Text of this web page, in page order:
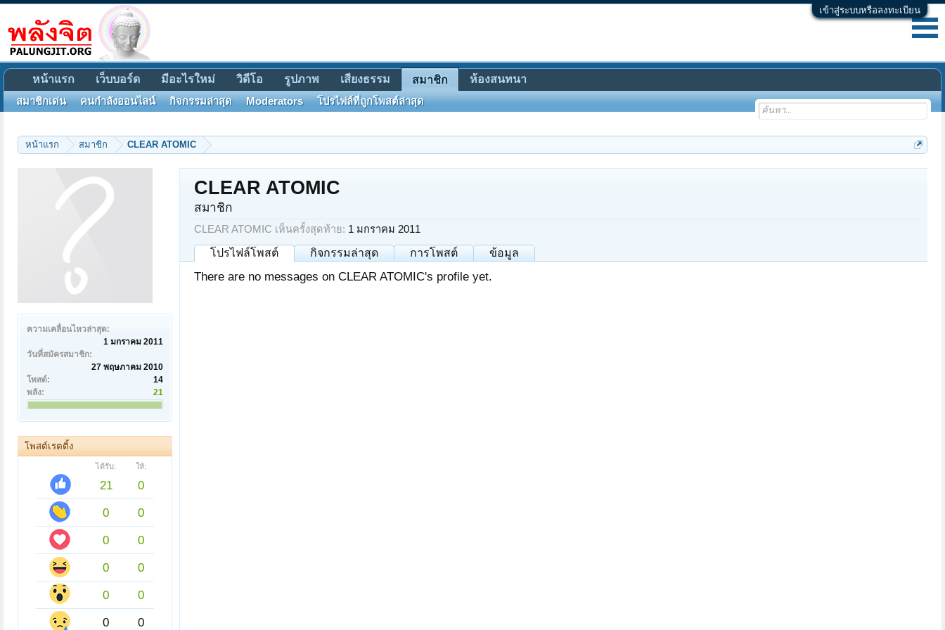
เข้าสู่ระบบหรือลงทะเบียน
หน้าแรก สมาชิก CLEAR ATOMIC
ความเคลื่อนไหวล่าสุด:
1 มกราคม 2011
วันที่สมัครสมาชิก:
27 พฤษภาคม 2010
โพสต์:
14
พลัง:
21
โพสต์เรตติ้ง
ได้รับ: ให้:
21
0
0
0
0
0
0
0
0
0
0
0
CLEAR ATOMIC
สมาชิก
CLEAR ATOMIC เห็นครั้งสุดท้าย: 1 มกราคม 2011
โปรไฟล์โพสต์ กิจกรรมล่าสุด การโพสต์ ข้อมูล
There are no messages on CLEAR ATOMIC's profile yet.
หน้าแรก เว็บบอร์ด มีอะไรใหม่ วิดีโอ รูปภาพ เสียงธรรม สมาชิก
สมาชิกเด่น คนกำลังออนไลน์ กิจกรรมล่าสุด Moderators โปรไฟล์ที่ถูกโพสต์ล่าสุด
ห้องสนทนา